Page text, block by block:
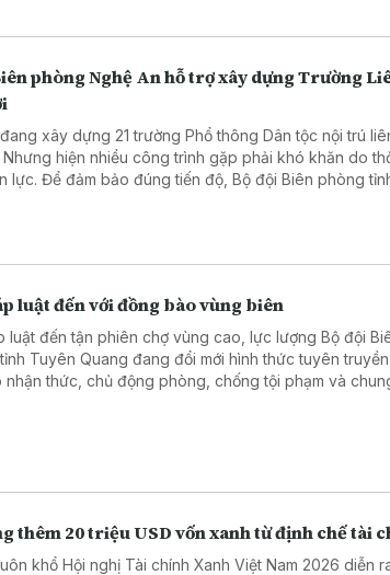
phòng Nghệ An hỗ trợ xây dựng Trường
xây dựng 21 trường Phổ thông Dân tộc nội trú
hiện nhiều công trình gặp phải khó khăn do
lực. Để đảm bảo đúng tiến độ, Bộ đội Biên phòng
luật đến với đồng bào vùng biên
luật đến tận phiên chợ vùng cao, lực lượng Bộ đội
Tuyên Quang đang đổi mới hình thức tuyên
nhận thức, chủ động phòng, chống tội phạm và
thêm 20 triệu USD vốn xanh từ định chế tài
khổ Hội nghị Tài chính Xanh Việt Nam 2026 diễn